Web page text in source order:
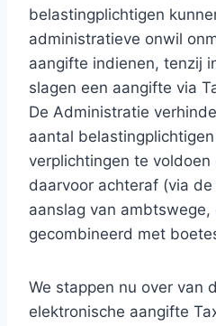
belastingplichtigen
administratieve onwil
aangifte indienen, tenzij
slagen een aangifte via
De Administratie
aantal
verplichtingen te voldoen
daarvoor achteraf (via
aanslag van ambtswege,
gecombineerd met
We stappen nu over van
elektronische aangifte